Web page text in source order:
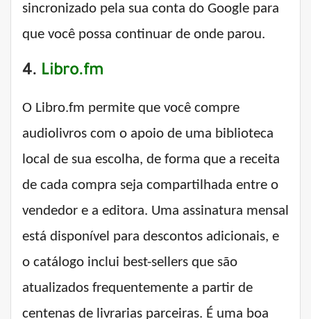
sincronizado pela sua conta do Google para
que você possa continuar de onde parou.
4. Libro.fm
O Libro.fm permite que você compre
audiolivros com o apoio de uma biblioteca
local de sua escolha, de forma que a receita
de cada compra seja compartilhada entre o
vendedor e a editora. Uma assinatura mensal
está disponível para descontos adicionais, e
o catálogo inclui best-sellers que são
atualizados frequentemente a partir de
centenas de livrarias parceiras. É uma boa